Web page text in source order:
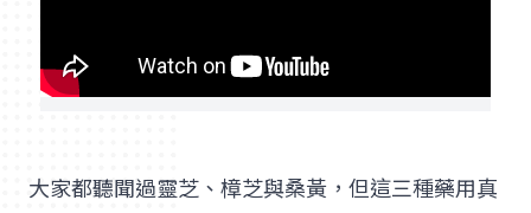
大家都聽聞過靈芝、樟芝與桑黃，但這三種藥用真